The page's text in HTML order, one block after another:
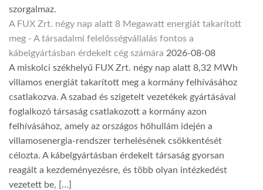
szorgalmaz.
A FUX Zrt. négy nap alatt 8 Megawatt energiát takarított
meg - A társadalmi felelősségvállalás fontos a
kábelgyártásban érdekelt cég számára 2026-08-08
A miskolci székhelyű FUX Zrt. négy nap alatt 8,32 MWh
villamos energiát takarított meg a kormány felhívásához
csatlakozva. A szabad és szigetelt vezetékek gyártásával
foglalkozó társaság csatlakozott a kormány azon
felhívásához, amely az országos hőhullám idején a
villamosenergia-rendszer terhelésének csökkentését
célozta. A kábelgyártásban érdekelt társaság gyorsan
reagált a kezdeményezésre, és több olyan intézkedést
vezetett be, […]